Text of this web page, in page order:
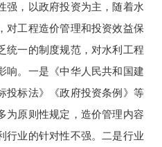
强，以政府投资为主，随着水
对工程造价管理和投资效益保
统一的制度规范，对水利工程
响。一是《中华人民共和国建
投标法》《政府投资条例》等
为原则性规定，造价管理内容
行业的针对性不强。二是行业